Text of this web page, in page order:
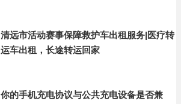
清远市活动赛事保障救护车出租服务|医疗转
运车出租，长途转运回家
你的手机充电协议与公共充电设备是否兼